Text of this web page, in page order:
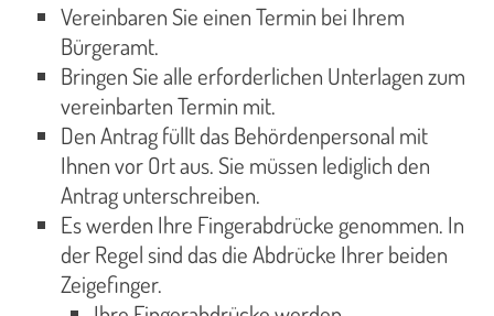
Vereinbaren Sie einen Termin bei Ihrem
Bürgeramt.
Bringen Sie alle erforderlichen Unterlagen zum
vereinbarten Termin mit.
Den Antrag füllt das Behördenpersonal mit
Ihnen vor Ort aus. Sie müssen lediglich den
Antrag unterschreiben.
Es werden Ihre Fingerabdrücke genommen. In
der Regel sind das die Abdrücke Ihrer beiden
Zeigefinger.